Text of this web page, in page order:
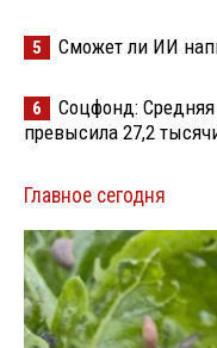
5 Сможет ли ИИ
6
Соцфонд:
превысила 27,2
Главное сегодня